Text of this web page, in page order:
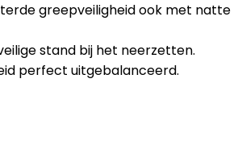
greepveiligheid ook met natte
stand bij het neerzetten.
perfect uitgebalanceerd.